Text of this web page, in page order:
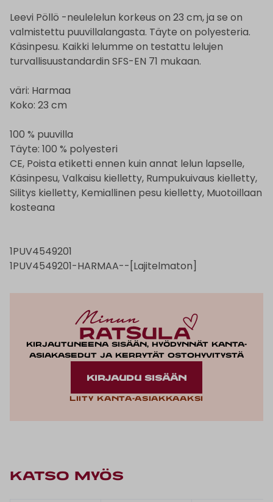
Leevi Pöllö -neulelelun korkeus on 23 cm, ja se on
valmistettu puuvillalangasta. Täyte on polyesteria.
Käsinpesu. Kaikki lelumme on testattu lelujen
turvallisuustandardin SFS-EN 71 mukaan.
väri: Harmaa
Koko: 23 cm
100 % puuvilla
Täyte: 100 % polyesteri
CE, Poista etiketti ennen kuin annat lelun lapselle,
Käsinpesu, Valkaisu kielletty, Rumpukuivaus kielletty,
Silitys kielletty, Kemiallinen pesu kielletty, Muotoillaan
kosteana
1PUV4549201
1PUV4549201-HARMAA--[Lajitelmaton]
Kirjautuneena sisään, hyödynnät kanta-
asiakasedut ja kerrytät ostohyvitystä
KIRJAUDU SISÄÄN
Liity kanta-asiakkaaksi
KATSO MYÖS